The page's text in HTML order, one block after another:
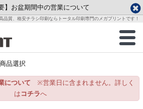
要】お盆期間中の営業について
品質、格安チラシ印刷ならトータル印刷専門のメガプリントです！
商品一覧
ご利用ガイド
ータ作成ガイド
テンプレート
金
土
7
8
15
品選択
について ※営業日に含まれません。詳しく
は コチラへ